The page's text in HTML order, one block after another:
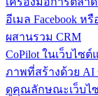
อีเมล Facebook ห
ผสานรวม CRM
CoPilot ในเว็บไซ
ภาพที่สร้างด้วย AI
ดูคุณลักษณะเว็บไ